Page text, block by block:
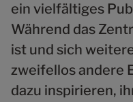
ein vielfältiges
Während das
ist und sich
zweifellos andere
dazu inspirieren,